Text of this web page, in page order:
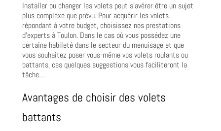
Installer ou changer les volets peut s’avérer être un sujet
plus complexe que prévu. Pour acquérir les volets
répondant à votre budget, choisissez nos prestations
d’experts à Toulon. Dans le cas où vous possédez une
certaine habileté dans le secteur du menuisage et que
vous souhaitez poser vous-même vos volets roulants ou
battants, ces quelques suggestions vous faciliteront la
tâche…
Avantages de choisir des volets
battants